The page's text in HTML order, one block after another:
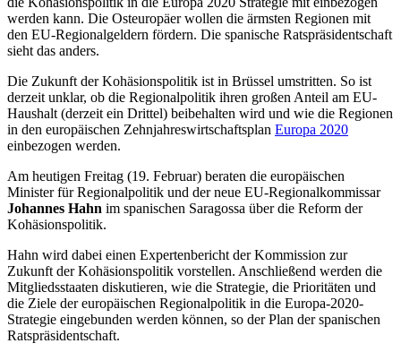
werden kann. Die Osteuropäer wollen die ärmsten Regionen mit
den EU-Regionalgeldern fördern. Die spanische Ratspräsidentschaft
sieht das anders.
Die Zukunft der Kohäsionspolitik ist in Brüssel umstritten. So ist
derzeit unklar, ob die Regionalpolitik ihren großen Anteil am EU-
Haushalt (derzeit ein Drittel) beibehalten wird und wie die Regionen
in den europäischen Zehnjahreswirtschaftsplan Europa 2020
einbezogen werden.
Am heutigen Freitag (19. Februar) beraten die europäischen
Minister für Regionalpolitik und der neue EU-Regionalkommissar
Johannes Hahn im spanischen Saragossa über die Reform der
Kohäsionspolitik.
Hahn wird dabei einen Expertenbericht der Kommission zur
Zukunft der Kohäsionspolitik vorstellen. Anschließend werden die
Mitgliedsstaaten diskutieren, wie die Strategie, die Prioritäten und
die Ziele der europäischen Regionalpolitik in die Europa-2020-
Strategie eingebunden werden können, so der Plan der spanischen
Ratspräsidentschaft.